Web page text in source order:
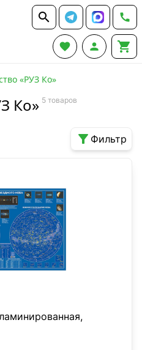
 
  
«РУЗ Ко»
Ко» 5 товаров
 Фильтр